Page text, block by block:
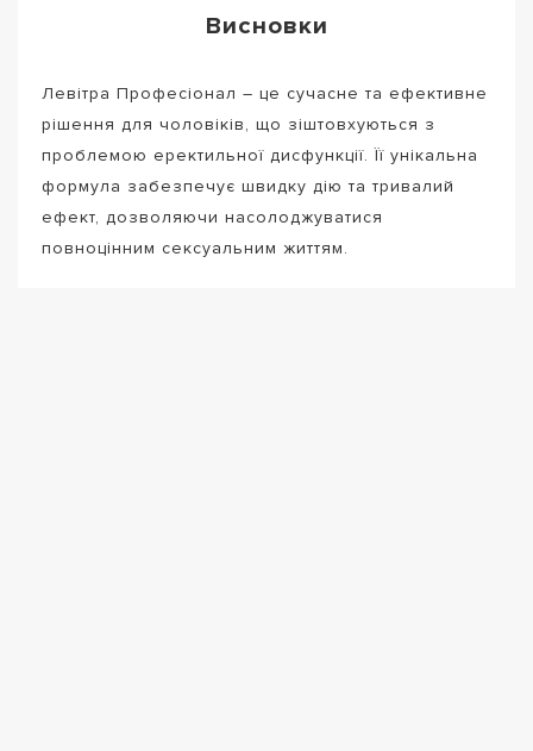
Висновки
Левітра Професіонал – це сучасне та ефективне
рішення для чоловіків, що зіштовхуються з
проблемою еректильної дисфункції. Її унікальна
формула забезпечує швидку дію та тривалий
ефект, дозволяючи насолоджуватися
повноцінним сексуальним життям.